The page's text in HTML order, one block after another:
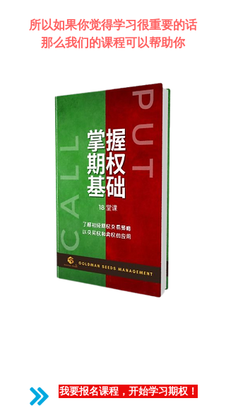
我要报名课程，开始学习期权！
所以如果你觉得学习很重要的话
那么我们的课程可以帮助你